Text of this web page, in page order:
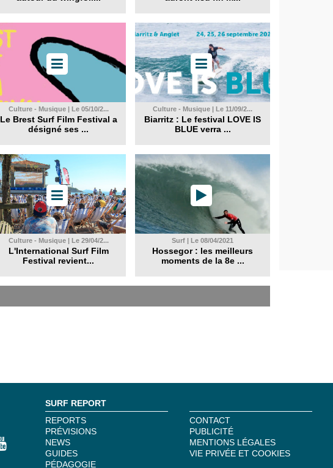
Culture - Musique | Le 05/10/2...
Le Brest Surf Film Festival a
désigné ses ...
Culture - Musique | Le 11/09/2...
Biarritz : Le festival LOVE IS
BLUE verra ...
Culture - Musique | Le 29/04/2...
L'International Surf Film
Festival revient...
Surf | Le 08/04/2021
Hossegor : les meilleurs
moments de la 8e ...
SURF REPORT
REPORTS
PRÉVISIONS
NEWS
GUIDES
PÉDAGOGIE
CONTACT
PUBLICITÉ
MENTIONS LÉGALES
VIE PRIVÉE ET COOKIES